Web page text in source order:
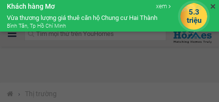
Cộng đồng Môi giới bPRO
› Thị trường
✕
Khách hàng Mơ xem
Vừa thương lượng giá thuê căn hộ Chung cư Hai Thành
Bình Tân, Tp Hồ Chí Minh
5.3
triệu